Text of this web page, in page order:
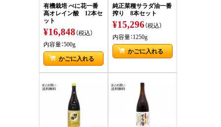
有機栽培 べに花一番
高オレイン酸 12本セ
ット
¥16,848（税込）
内容量：500g
かごに入れる
純正菜種サラダ油一番
搾り 8本セット
¥15,296（税込）
内容量：1250g
かごに入れる